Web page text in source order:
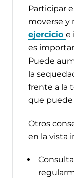
Participar
moverse y
ejercicio e
es
Puede
la
frente a la
que puede
Otros
en la vista